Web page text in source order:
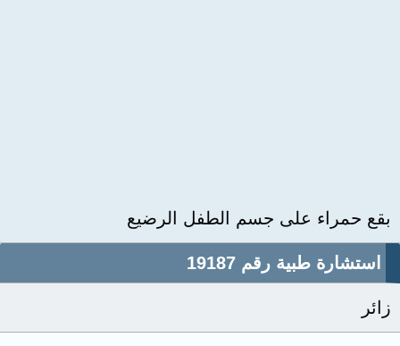
بقع حمراء على جسم الطفل الرضيع
استشارة طبية رقم 19187
زائر